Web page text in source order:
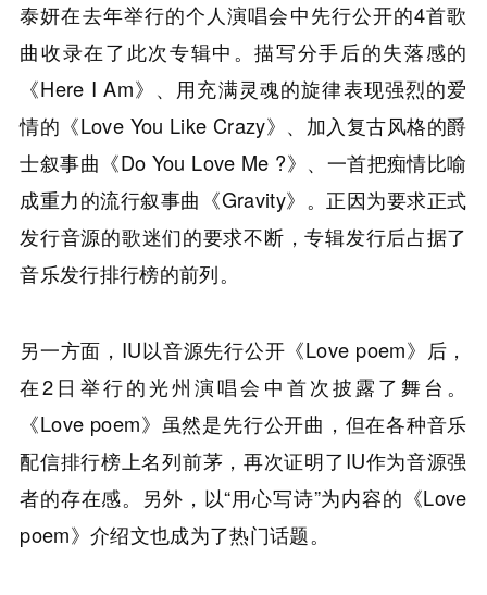
泰妍在去年举行的个人演唱会中先行公开的4首歌
曲收录在了此次专辑中。描写分手后的失落感的
《Here I Am》、用充满灵魂的旋律表现强烈的爱
情的《Love You Like Crazy》、加入复古风格的爵
士叙事曲《Do You Love Me ?》、一首把痴情比喻
成重力的流行叙事曲《Gravity》。正因为要求正式
发行音源的歌迷们的要求不断，专辑发行后占据了
音乐发行排行榜的前列。
另一方面，IU以音源先行公开《Love poem》后，
在2日举行的光州演唱会中首次披露了舞台。
《Love poem》虽然是先行公开曲，但在各种音乐
配信排行榜上名列前茅，再次证明了IU作为音源强
者的存在感。另外，以“用心写诗”为内容的《Love
poem》介绍文也成为了热门话题。